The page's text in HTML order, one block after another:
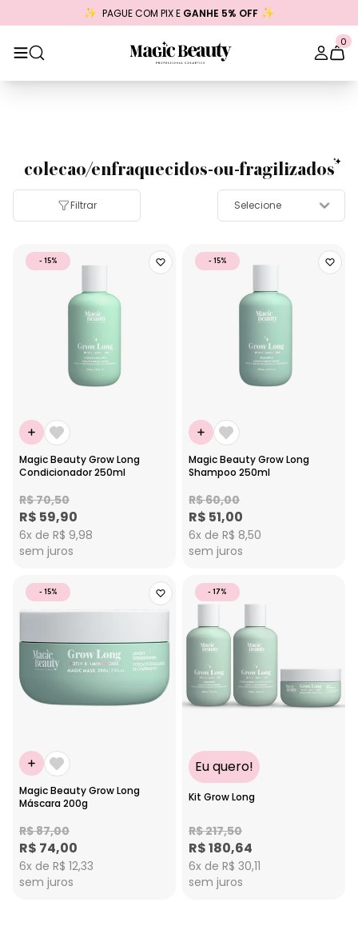
PAGUE COM PIX E GANHE 5% OFF
0
colecao/enfraquecidos-ou-fragilizados
Filtrar
Magic Beauty Grow Long
Condicionador 250ml
R$ 70,50
R$ 59,90
6x de R$ 9,98
sem juros
- 15%
Magic Beauty Grow Long
Shampoo 250ml
R$ 60,00
R$ 51,00
6x de R$ 8,50
sem juros
- 15%
Magic Beauty Grow Long
Máscara 200g
R$ 87,00
R$ 74,00
6x de R$ 12,33
sem juros
- 15%
Eu quero!
Kit Grow Long
R$ 217,50
R$ 180,64
6x de R$ 30,11
sem juros
- 17%